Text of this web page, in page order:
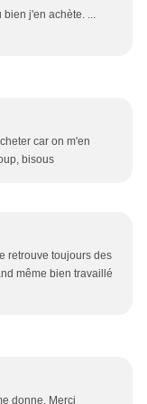
bien j'en achète. ...
car on m'en
bisous
retrouve toujours des
même bien travaillé
donne. Merci